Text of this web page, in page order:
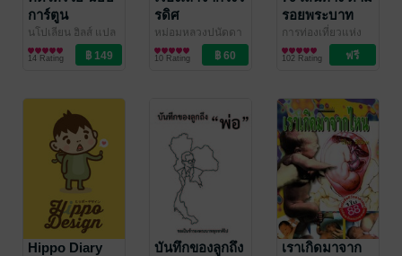
การ์ตูน
นโปเลียน ฮิลส์ แปล
วรินดา/ สำนักพิมพ์
สุขภาพใจ
การเงินการลงทุน
14 Rating
รดิศ
หม่อมหลวงปนัดดา
ดิศกุล/ DMG
Books
ชีวประวัติ
10 Rating
รอยพระบาท
การท่องเที่ยวแห่ง
ประเทศไทย
ท่องเที่ยว
102 Rating
Hippo Diary
บันทึกของลูกถึง
เราเกิดมาจาก